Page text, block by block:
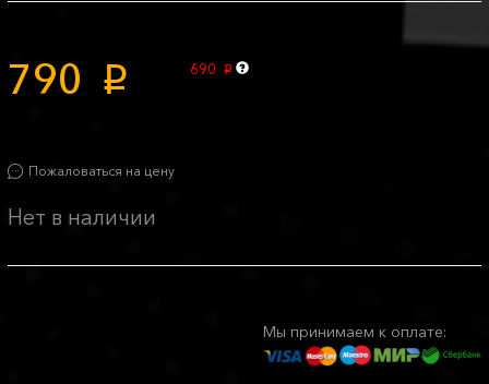
790 p 690 p
Пожаловаться на цену
Нет в наличии
Мы принимаем к оплате: